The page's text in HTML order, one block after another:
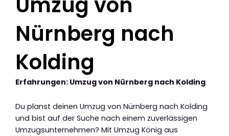
Nürnberg nach
Kolding
Erfahrungen: Umzug von Nürnberg nach Kolding
Du planst deinen Umzug von Nürnberg nach Kolding
und bist auf der Suche nach einem zuverlässigen
Umzugsunternehmen? Mit Umzug König aus